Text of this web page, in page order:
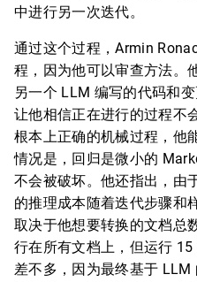
中进行另一次迭代。
通过这个过程，Armin
程，因为他可以审查方法。
另一个 LLM 编写的代码和
让他相信正在进行的过程不
根本上正确的机械过程，他
情况是，回归是微小的
不会被破坏。他还指出，由
的推理成本随着迭代步骤和
取决于他想要转换的文档总
行在所有文档上，但运行
差不多，因为最终基于